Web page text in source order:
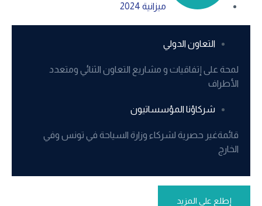
ميزانية 2024
التعاون الدولي
لمحة على إتفاقيات و مشاريع التعاون الثنائي ومتعدد
الأطراف
شركاؤنا المؤسساتيون
قائمةغير حصرية لشركاء وزارة السياحة في تونس وفي
الخارج
إطلع على المزيد